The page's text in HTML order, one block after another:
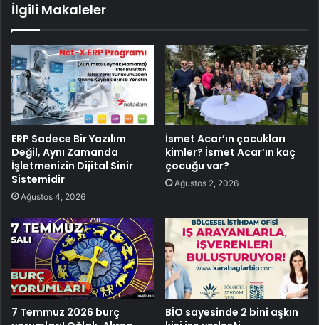
İlgili Makaleler
ERP Sadece Bir Yazılım
Değil, Aynı Zamanda
İşletmenizin Dijital Sinir
Sistemidir
Ağustos 4, 2026
İsmet Acar’ın çocukları
kimler? İsmet Acar’ın kaç
çocuğu var?
Ağustos 2, 2026
7 Temmuz 2026 burç
BİO sayesinde 2 bini aşkın